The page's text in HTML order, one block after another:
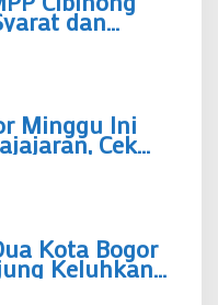
dan
SIM
Minggu Ini
Cek
Kota Bogor
Keluhkan
Rokok